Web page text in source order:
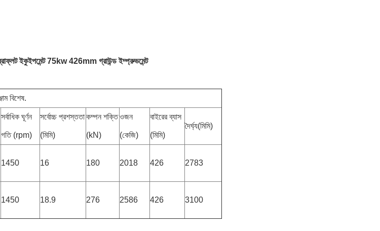
ইকুইপমেন্ট 75kw 426mm গ্রাউন্ড ইম্প্রুভমেন্ট
বিশেষ.
সর্বাধিক ঘূর্ণন
গতি (rpm)
সর্বোচ্চ প্রশস্ততা
(মিমি)
কম্পন শক্তি
(kN)
ওজন
(কেজি)
বাইরের ব্যাস
(মিমি)
দৈর্ঘ্য(মিমি)
1450 16 180 2018 426 2783
1450 18.9 276 2586 426 3100